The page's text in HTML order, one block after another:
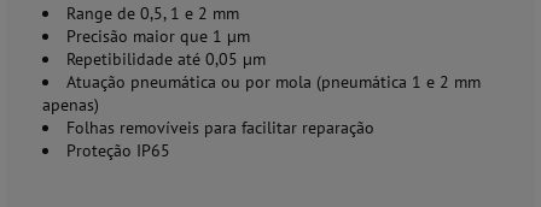
Range de 0,5, 1 e 2 mm
Precisão maior que 1 µm
Repetibilidade até 0,05 µm
Atuação pneumática ou por mola (pneumática 1 e 2 mm
apenas)
Folhas removíveis para facilitar reparação
Proteção IP65